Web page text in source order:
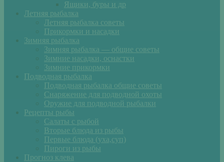
Ящики, буры и др
Летняя рыбалка
Летняя рыбалка советы
Прикормки и насадки
Зимняя рыбалка
Зимняя рыбалка — общие советы
Зимние насадки, оснастки
Зимние прикормки
Подводная рыбалка
Подводная рыбалка общие советы
Снаряжение для подводной охоты
Оружие для подводной рыбалки
Рецепты рыбы
Салаты с рыбой
Вторые блюда из рыбы
Первые блюда (уха,суп)
Пироги из рыбы
Прогноз клева